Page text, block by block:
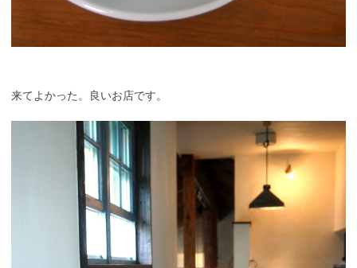
来てよかった。良いお店です。